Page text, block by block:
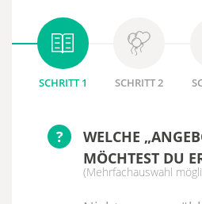
SCHRITT 1 SCHRITT 2
?
WELCHE
MÖCHTEST DU
(Mehrfachauswahl